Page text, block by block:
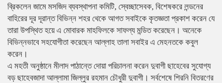
ব্রিকলেন জামে মসজিদ ব্যবস্থাপনা কমিটি, স্বেচ্ছাসেবক, বিশেষকরে লন্ডনের
বাহিরের দূর দূরান্ত বিভিন্ন শহর থেকে আগত সবাইকে কৃতজ্ঞতা প্রকাশ করেন যে
তারা উপস্থিত হয়ে এ মোবারক মাহফিলকে সাফল্য মন্ডিত করেছেন। অনেকে
বিভিন্নভাবে সহযোগীতা করেছেন আল্লাহ তালা সবাইর এ মেহনতকে কবুল
করেন।
এ মহতী অনুষ্ঠানে মীলাদ পাঠান্তে দোয়া পরিচালনা করেন দুবাগী ছাহেবের সুযোগ্য
বড় ছাহেবজাদা আল্লামা জিল্লুর রহমান চৌধুরী দুবাগী। সর্বশেষে শিরনি বিতরণের